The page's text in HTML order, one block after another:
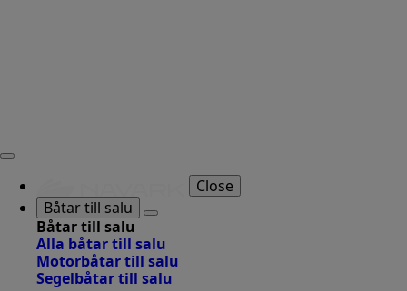
Close
Båtar till salu
Båtar till salu
Alla båtar till salu
Motorbåtar till salu
Segelbåtar till salu